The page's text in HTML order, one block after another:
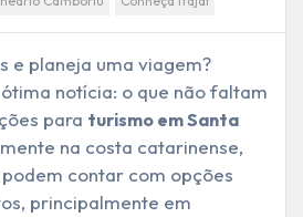
e planeja uma viagem?
notícia: o que não faltam
para turismo em Santa
na costa catarinense,
contar com opções
principalmente em